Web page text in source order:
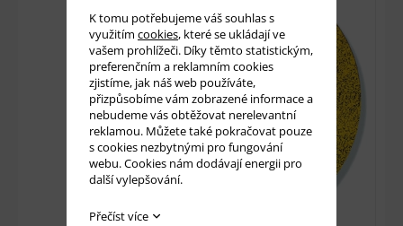
K tomu potřebujeme váš souhlas s
využitím cookies, které se ukládají ve
vašem prohlížeči. Díky těmto statistickým,
preferenčním a reklamním cookies
zjistíme, jak náš web používáte,
přizpůsobíme vám zobrazené informace a
nebudeme vás obtěžovat nerelevantní
reklamou. Můžete také pokračovat pouze
s cookies nezbytnými pro fungování
webu. Cookies nám dodávají energii pro
další vylepšování.
Přečíst více